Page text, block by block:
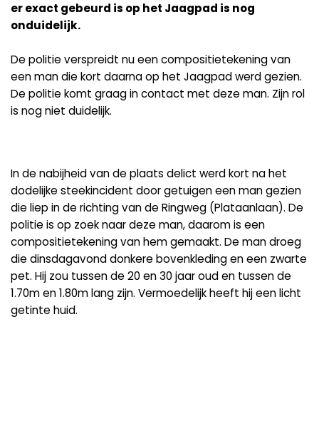
er exact gebeurd is op het Jaagpad is nog
onduidelijk.
De politie verspreidt nu een compositietekening van
een man die kort daarna op het Jaagpad werd gezien.
De politie komt graag in contact met deze man. Zijn rol
is nog niet duidelijk.
In de nabijheid van de plaats delict werd kort na het
dodelijke steekincident door getuigen een man gezien
die liep in de richting van de Ringweg (Plataanlaan). De
politie is op zoek naar deze man, daarom is een
compositietekening van hem gemaakt. De man droeg
die dinsdagavond donkere bovenkleding en een zwarte
pet. Hij zou tussen de 20 en 30 jaar oud en tussen de
1.70m en 1.80m lang zijn. Vermoedelijk heeft hij een licht
getinte huid.